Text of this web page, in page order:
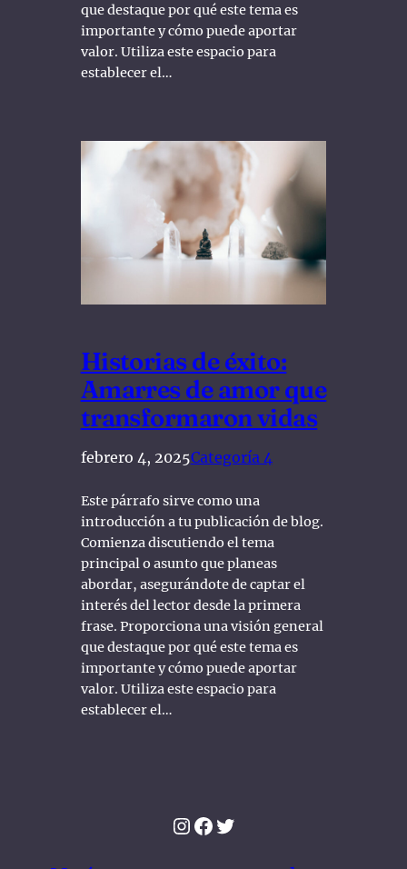
que destaque por qué este tema es
importante y cómo puede aportar
valor. Utiliza este espacio para
establecer el…
Historias de éxito:
Amarres de amor que
transformaron vidas
febrero 4, 2025Categoría 4
Este párrafo sirve como una
introducción a tu publicación de blog.
Comienza discutiendo el tema
principal o asunto que planeas
abordar, asegurándote de captar el
interés del lector desde la primera
frase. Proporciona una visión general
que destaque por qué este tema es
importante y cómo puede aportar
valor. Utiliza este espacio para
establecer el…
Instagram
Facebook
Twitter